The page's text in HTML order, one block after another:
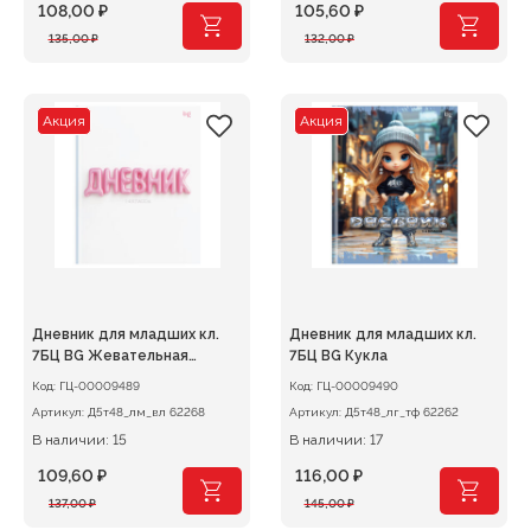
135,00₽
Первоначальная
135,00 ₽.
108,00 ₽
Текущая
132,00₽
Первоначальная
132,00 ₽.
105,60 ₽
Текущая
Акция
Дневник для младших кл.
7БЦ BG Жевательная
Код: ГЦ-00009489
Артикул: Д5т48_лм_вл 62268
В наличии: 15
137,00₽
Первоначальная
109,60 ₽
Текущая
Акция
Дневник для младших кл.
7БЦ BG Кукла
Код: ГЦ-00009490
Артикул: Д5т48_лг_тф 62262
В наличии: 17
145,00₽
Первоначальная
116,00 ₽
Текущая